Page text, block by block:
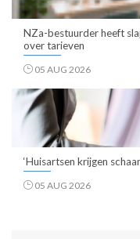
NZa-bestuurder heeft
over tarieven
05 AUG 2026
‘Huisartsen krijgen
05 AUG 2026